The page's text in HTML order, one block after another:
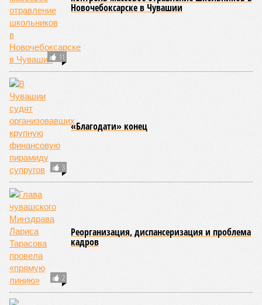
официальную систему спортивных званий и
ведомственных знаков отличия, закрепив
соответствующие положения и образцы наградных
атрибутов на уровне правительства субъекта. Согласно
обнародованным материалам, введены удостоверения и
нагрудные знаки мастера спорта Чувашии международного
класса по керешу, а также мастера спорта Чувашии.
Параллельно с этим разработана полная разрядная сетка
по керешу, охватывающая все ступени от третьего
юношеского разряда до уровня кандидата в мастера
спорта. Такая структура призвана обеспечить системность
в подготовке юных атлетов и создать чёткие ориентиры
для последовательного повышения их квалификации.
Керешу представляет собой традиционное единоборство,
уходящее корнями в культуру чувашского народа. Схватка
проходит следующим образом: соперники располагаются
лицом друг к другу, при этом через пояс каждого из них
перекинуто специальное матерчатое полотенце;
удерживаясь за этот элемент экипировки, борцы вступают
в противоборство, основная задача которого заключается в
том, чтобы опрокинуть противника.
Современная версия чувашской национальной борьбы